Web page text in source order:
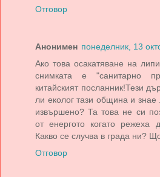
Отговор
Анонимен понеделник, 13
Ако това осакатяване на
снимката е "санитарно
китайският посланник!Тези
ли еколог тази община и знае
извършено? Та това не си
от енергото когато режеха
Какво се случва в града ни?
Отговор